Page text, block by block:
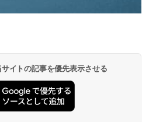
イトの記事を優先表示させる